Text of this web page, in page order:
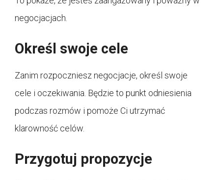
negocjacjach.
Określ swoje cele
Zanim rozpoczniesz negocjacje, określ swoje
cele i oczekiwania. Będzie to punkt odniesienia
podczas rozmów i pomoże Ci utrzymać
klarowność celów.
Przygotuj propozycje